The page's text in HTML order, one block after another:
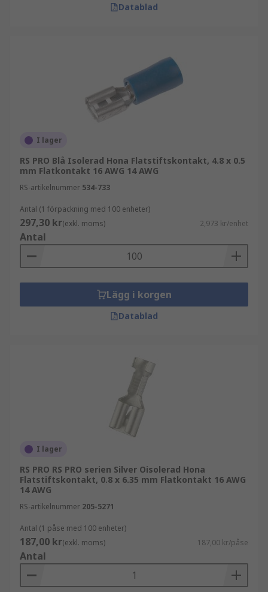
Datablad
I lager
RS PRO Blå Isolerad Hona Flatstiftskontakt, 4.8 x 0.5
mm Flatkontakt 16 AWG 14 AWG
RS-artikelnummer 534-733
Antal (1 förpackning med 100 enheter)
297,30 kr(exkl. moms) 2,973 kr/enhet
Antal
Lägg i korgen
Datablad
I lager
RS PRO RS PRO serien Silver Oisolerad Hona
Flatstiftskontakt, 0.8 x 6.35 mm Flatkontakt 16 AWG
14 AWG
RS-artikelnummer 205-5271
Antal (1 påse med 100 enheter)
187,00 kr(exkl. moms) 187,00 kr/påse
Antal